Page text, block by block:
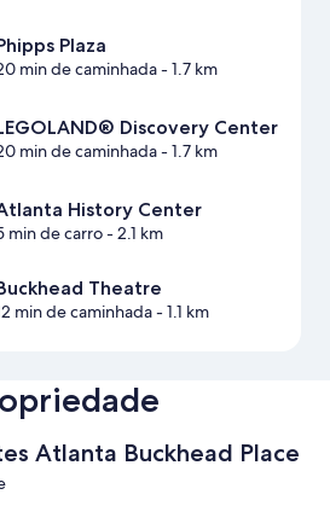
Plaza
min de caminhada- 1.7 km
Discovery Center
min de caminhada- 1.7 km
History Center
min de carro- 2.1 km
Theatre
min de caminhada- 1.1 km
Atlanta Buckhead Place